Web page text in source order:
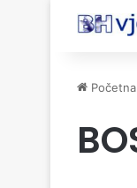
Početna